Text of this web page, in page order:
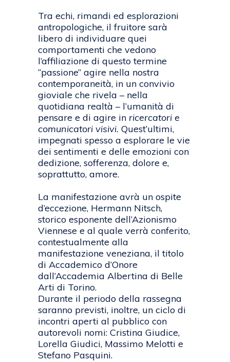
Tra echi, rimandi ed esplorazioni
antropologiche, il fruitore sarà
libero di individuare quei
comportamenti che vedono
l’affiliazione di questo termine
“passione” agire nella nostra
contemporaneità, in un convivio
gioviale che rivela – nella
quotidiana realtà – l’umanità di
pensare e di agire in ricercatori e
comunicatori visivi. Quest’ultimi,
impegnati spesso a esplorare le vie
dei sentimenti e delle emozioni con
dedizione, sofferenza, dolore e,
soprattutto, amore.
La manifestazione avrà un ospite
d’eccezione, Hermann Nitsch,
storico esponente dell’Azionismo
Viennese e al quale verrà conferito,
contestualmente alla
manifestazione veneziana, il titolo
di Accademico d’Onore
dall’Accademia Albertina di Belle
Arti di Torino.
Durante il periodo della rassegna
saranno previsti, inoltre, un ciclo di
incontri aperti al pubblico con
autorevoli nomi: Cristina Giudice,
Lorella Giudici, Massimo Melotti e
Stefano Pasquini.